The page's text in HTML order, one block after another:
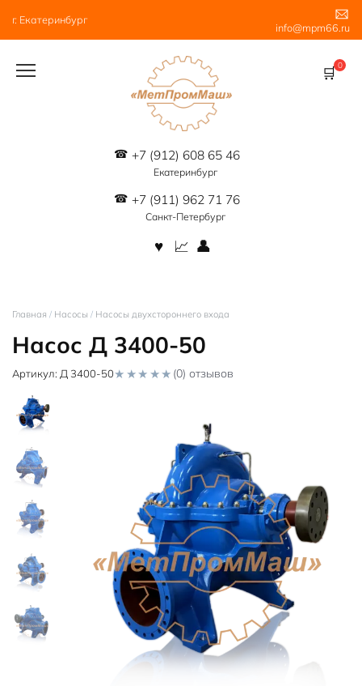
содержанию
г. Екатеринбург
info@mpm66.ru
+7 (912) 608 65 46
Екатеринбург
+7 (911) 962 71 76
Санкт-Петербург
0
Главная / Насосы / Насосы двухстороннего входа
Насос Д 3400-50
Артикул: Д 3400-50 (0) отзывов